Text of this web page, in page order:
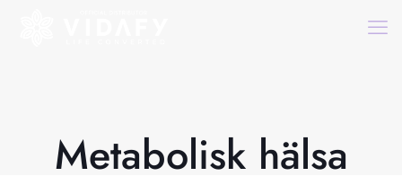
Metabolisk hälsa